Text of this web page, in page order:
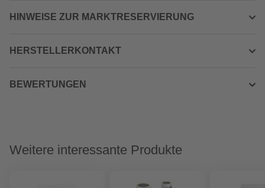
HINWEISE ZUR MARKTRESERVIERUNG
HERSTELLERKONTAKT
BEWERTUNGEN
Weitere interessante Produkte